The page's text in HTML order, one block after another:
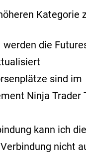
Kategorie
werden die
sind im
Ninja Trader
kann ich die
nicht